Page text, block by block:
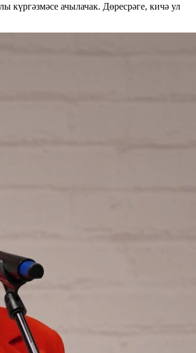
ачылачак. Дөресрәге, кичә ул